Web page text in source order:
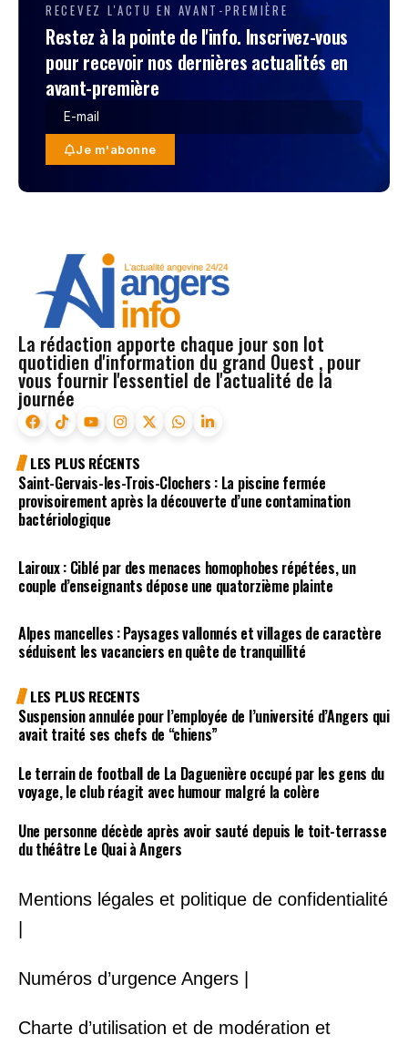
RECEVEZ L'ACTU EN AVANT-PREMIÈRE
Restez à la pointe de l'info. Inscrivez-vous
pour recevoir nos dernières actualités en
avant-première
Je m'abonne
La rédaction apporte chaque jour son lot
quotidien d'information du grand Ouest , pour
vous fournir l'essentiel de l'actualité de la
journée
LES PLUS RÉCENTS
Saint-Gervais-les-Trois-Clochers : La piscine fermée
provisoirement après la découverte d’une contamination
bactériologique
Lairoux : Ciblé par des menaces homophobes répétées, un
couple d’enseignants dépose une quatorzième plainte
Alpes mancelles : Paysages vallonnés et villages de caractère
séduisent les vacanciers en quête de tranquillité
LES PLUS RECENTS
Suspension annulée pour l’employée de l’université d’Angers qui
avait traité ses chefs de “chiens”
Le terrain de football de La Daguenière occupé par les gens du
voyage, le club réagit avec humour malgré la colère
Une personne décède après avoir sauté depuis le toit-terrasse
du théâtre Le Quai à Angers
Mentions légales et politique de confidentialité
Numéros d’urgence Angers |
Charte d’utilisation et de modération et